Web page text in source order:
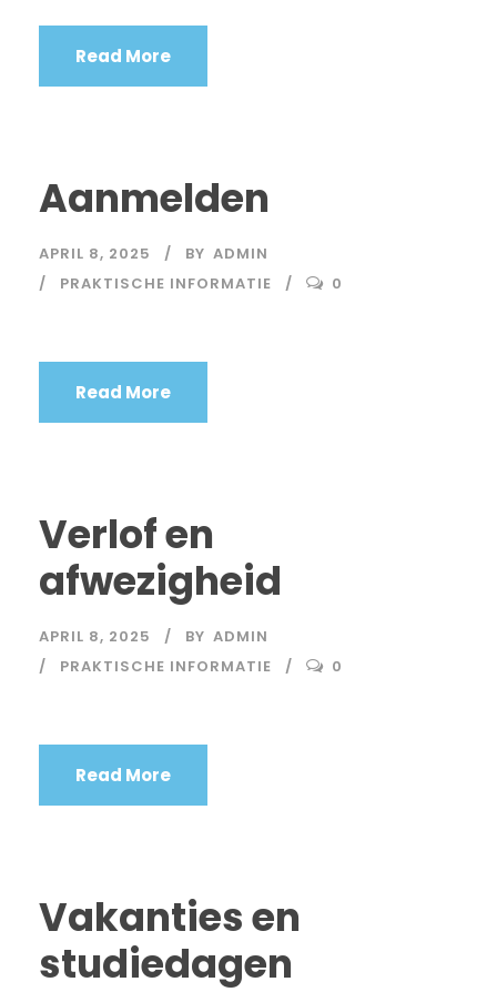
Read More
Aanmelden
APRIL 8, 2025 BY ADMIN
PRAKTISCHE INFORMATIE
0
Read More
Verlof en
afwezigheid
APRIL 8, 2025 BY ADMIN
PRAKTISCHE INFORMATIE
0
Read More
Vakanties en
studiedagen